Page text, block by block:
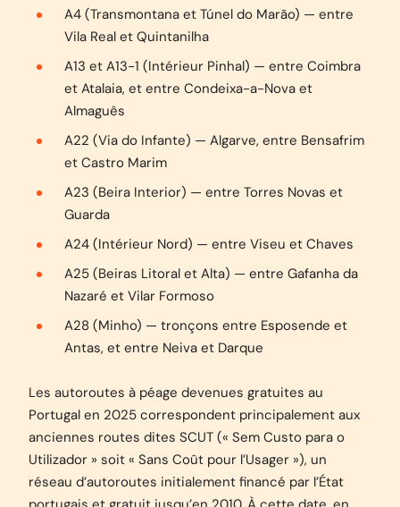
A4 (Transmontana et Túnel do Marão) — entre
Vila Real et Quintanilha
A13 et A13-1 (Intérieur Pinhal) — entre Coimbra
et Atalaia, et entre Condeixa-a-Nova et
Almaguês
A22 (Via do Infante) — Algarve, entre Bensafrim
et Castro Marim
A23 (Beira Interior) — entre Torres Novas et
Guarda
A24 (Intérieur Nord) — entre Viseu et Chaves
A25 (Beiras Litoral et Alta) — entre Gafanha da
Nazaré et Vilar Formoso
A28 (Minho) — tronçons entre Esposende et
Antas, et entre Neiva et Darque
Les autoroutes à péage devenues gratuites au
Portugal en 2025 correspondent principalement aux
anciennes routes dites SCUT (« Sem Custo para o
Utilizador » soit « Sans Coût pour l’Usager »), un
réseau d’autoroutes initialement financé par l’État